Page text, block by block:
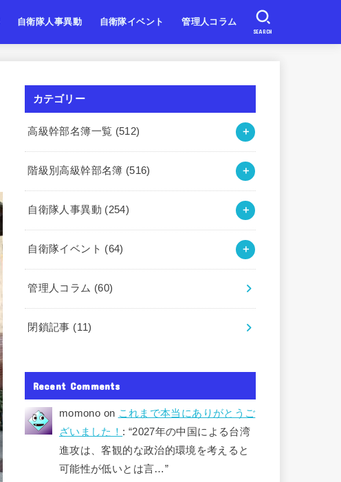
自衛隊人事異動 自衛隊イベント 管理人コラム
SEARCH
カテゴリー
高級幹部名簿一覧 (512)
階級別高級幹部名簿 (516)
自衛隊人事異動 (254)
自衛隊イベント (64)
管理人コラム (60)
閉鎖記事 (11)
Recent Comments
momono on これまで本当にありがとうご
ざいました！ : “2027年の中国による台湾
進攻は、客観的な政治的環境を考えると
可能性が低いとは言…”